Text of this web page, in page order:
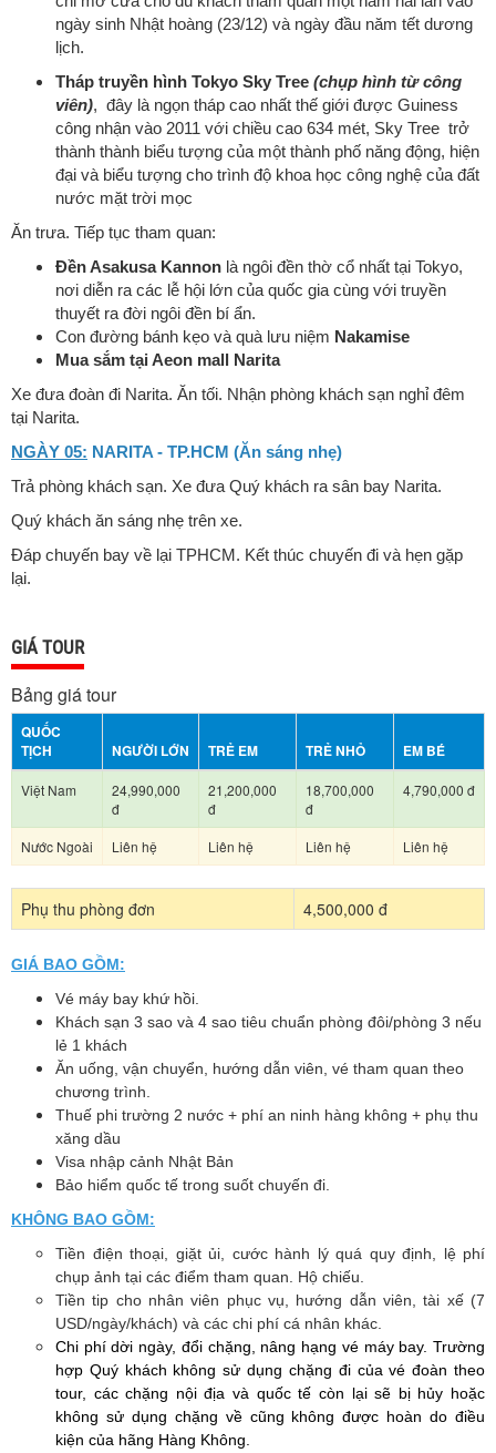
ngày sinh Nhật hoàng (23/12) và ngày đầu năm tết dương
lịch.
Tháp truyền hình Tokyo Sky Tree (chụp hình từ công
viên), đây là ngọn tháp cao nhất thế giới được Guiness
công nhận vào 2011 với chiều cao 634 mét, Sky Tree trở
thành thành biểu tượng của một thành phố năng động, hiện
đại và biểu tượng cho trình độ khoa học công nghệ của đất
nước mặt trời mọc
Ăn trưa. Tiếp tục tham quan:
Đền Asakusa Kannon là ngôi đền thờ cổ nhất tại Tokyo,
nơi diễn ra các lễ hội lớn của quốc gia cùng với truyền
thuyết ra đời ngôi đền bí ẩn.
Con đường bánh kẹo và quà lưu niệm Nakamise
Mua sắm tại Aeon mall Narita
Xe đưa đoàn đi Narita. Ăn tối. Nhận phòng khách sạn nghỉ đêm
tại Narita.
NGÀY 05: NARITA - TP.HCM (Ăn sáng nhẹ)
Trả phòng khách sạn. Xe đưa Quý khách ra sân bay Narita.
Quý khách ăn sáng nhẹ trên xe.
Đáp chuyến bay về lại TPHCM. Kết thúc chuyến đi và hẹn gặp
lại.
GIÁ TOUR
Bảng giá tour
QUỐC
TỊCH
NGƯỜI LỚN TRẺ EM TRẺ NHỎ EM BÉ
Việt Nam
24,990,000
đ
21,200,000
đ
18,700,000
đ
4,790,000 đ
Nước Ngoài Liên hệ Liên hệ Liên hệ Liên hệ
Phụ thu phòng đơn 4,500,000 đ
GIÁ BAO GỒM:
Vé máy bay khứ hồi.
Khách sạn 3 sao và 4 sao tiêu chuẩn phòng đôi/phòng 3 nếu
lẻ 1 khách
Ăn uống, vận chuyển, hướng dẫn viên, vé tham quan theo
chương trình.
Thuế phi trường 2 nước + phí an ninh hàng không + phụ thu
xăng dầu
Visa nhập cảnh Nhật Bản
Bảo hiểm quốc tế trong suốt chuyến đi.
KHÔNG BAO GỒM:
Tiền điện thoại, giặt ủi, cước hành lý quá quy định, lệ phí
chụp ảnh tại các điểm tham quan. Hộ chiếu.
Tiền tip cho nhân viên phục vụ, hướng dẫn viên, tài xế (7
USD/ngày/khách) và các chi phí cá nhân khác.
Chi phí dời ngày, đổi chặng, nâng hạng vé máy bay. Trường
hợp Quý khách không sử dụng chặng đi của vé đoàn theo
tour, các chặng nội địa và quốc tế còn lại sẽ bị hủy hoặc
không sử dụng chặng về cũng không được hoàn do điều
kiện của hãng Hàng Không.